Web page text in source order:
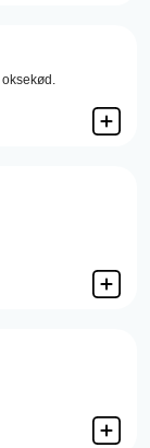
oksekød.